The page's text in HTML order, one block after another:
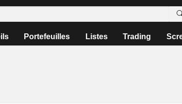
Portefeuilles Listes Trading